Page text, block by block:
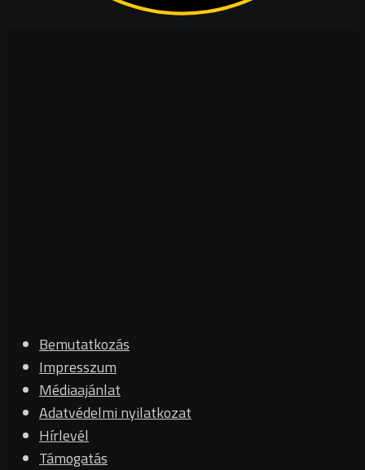
Bemutatkozás
Impresszum
Médiaajánlat
Adatvédelmi nyilatkozat
Hírlevél
Támogatás